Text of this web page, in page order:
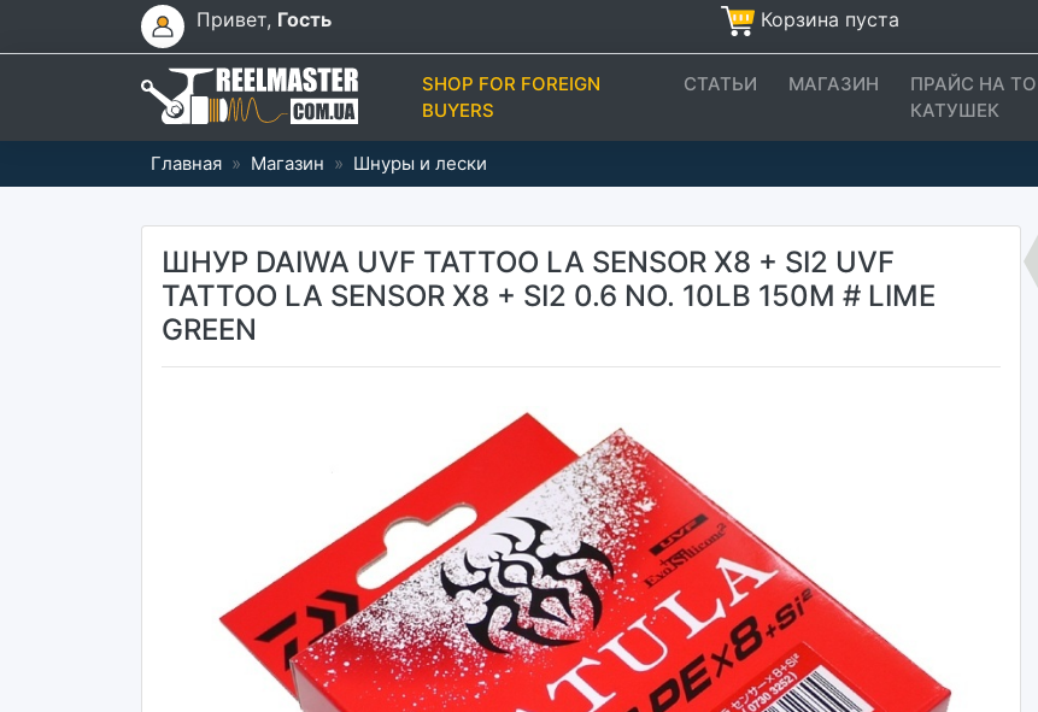
Привет, Гость Корзина пуста
SHOP FOR FOREIGN
BUYERS
СТАТЬИ МАГАЗИН
ПРАЙС НА ТО
КАТУШЕК
Главная » Магазин » Шнуры и лески
ШНУР DAIWA UVF TATTOO LA SENSOR X8 + SI2 UVF
TATTOO LA SENSOR X8 + SI2 0.6 NO. 10LB 150M # LIME
GREEN